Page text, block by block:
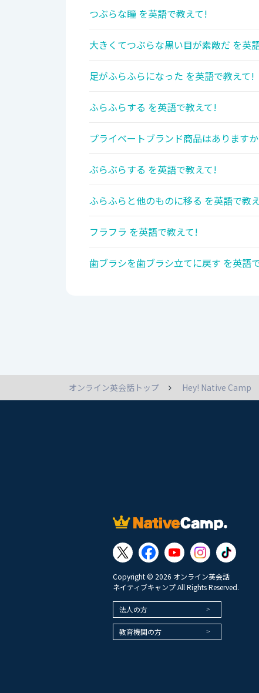
つぶらな瞳 を英語で教えて!
大きくてつぶらな黒い目が素敵だ を英
足がふらふらになった を英語で教えて!
ふらふらする を英語で教えて!
プライベートブランド商品はあります
ぶらぶらする を英語で教えて!
ふらふらと他のものに移る を英語で教
フラフラ を英語で教えて!
歯ブラシを歯ブラシ立てに戻す を英語
オンライン英会話トップ Hey! Native Camp
Copyright © 2026 オンライン英会話
ネイティブキャンプ All Rights Reserved.
法人の方
教育機関の方